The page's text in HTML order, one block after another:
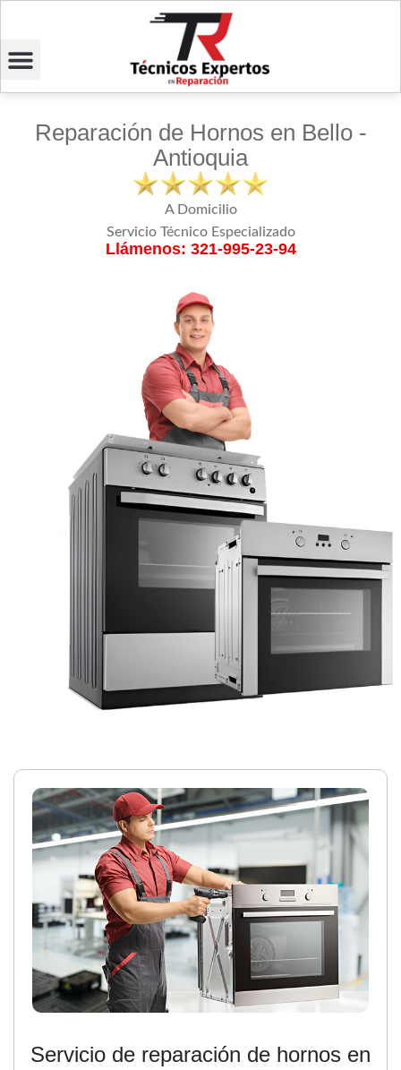
Reparación de Hornos en Bello -
Antioquia
A Domicilio
Servicio Técnico Especializado
Llámenos: 321-995-23-94
Servicio de reparación de hornos en